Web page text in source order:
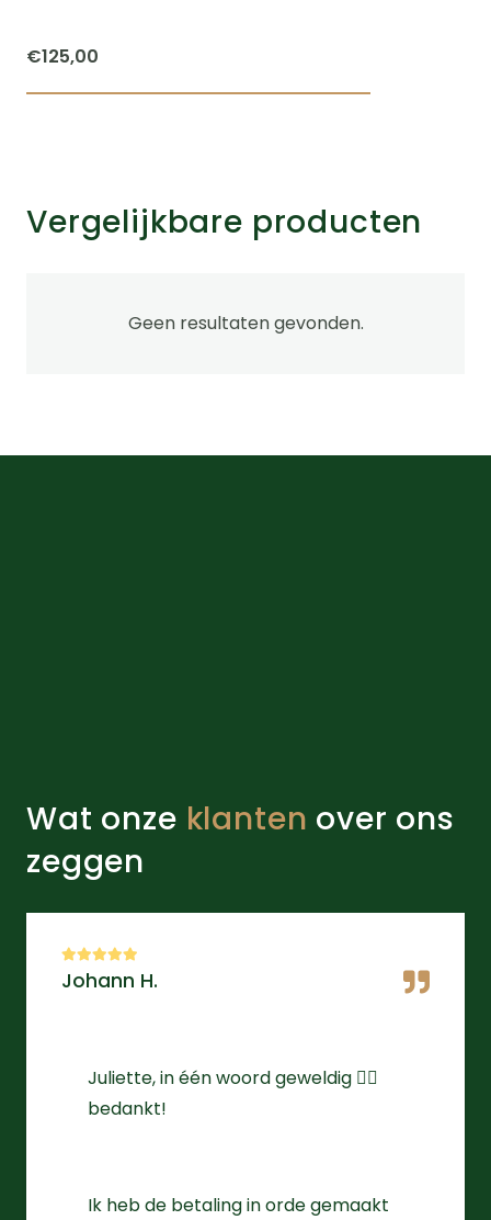
€125,00
Vergelijkbare producten
Geen resultaten gevonden.
Wat onze klanten over ons
zeggen
Johann H.
Juliette, in één woord geweldig 👌🏻
bedankt!
Ik heb de betaling in orde gemaakt